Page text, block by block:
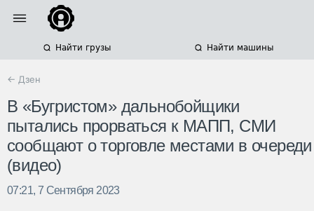
Найти грузы Найти машины
← Дзен
В «Бугристом» дальнобойщики
пытались прорваться к МАПП, СМИ
сообщают о торговле местами в очереди
(видео)
07:21, 7 Сентября 2023